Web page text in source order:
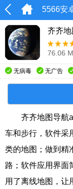
5566安
齐齐
76.06
无病毒 无广告
齐齐地图导航
车和步行，软件采
类的地图；做到精
路；软件应用界面
用了离线地图，让